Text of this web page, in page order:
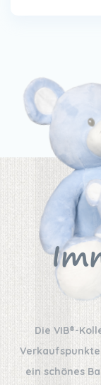
Die VIB®-
ein schönes